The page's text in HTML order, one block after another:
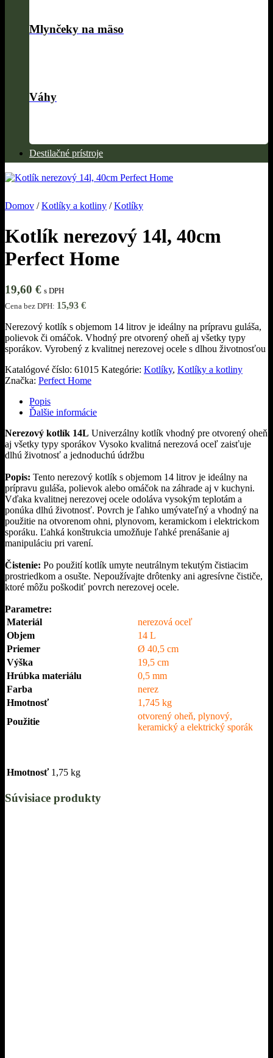
Mlynčeky na mäso
Váhy
Destilačné prístroje
Domov / Kotlíky a kotliny / Kotlíky
Kotlík nerezový 14l, 40cm
Perfect Home
19,60 € s DPH
Cena bez DPH: 15,93 €
Nerezový kotlík s objemom 14 litrov je ideálny na prípravu guláša,
polievok či omáčok. Vhodný pre otvorený oheň aj všetky typy
sporákov. Vyrobený z kvalitnej nerezovej ocele s dlhou životnosťou
Katalógové číslo: 61015 Kategórie: Kotlíky, Kotlíky a kotliny
Značka: Perfect Home
Popis
Ďalšie informácie
Nerezový kotlík 14L Univerzálny kotlík vhodný pre otvorený oheň
aj všetky typy sporákov Vysoko kvalitná nerezová oceľ zaisťuje
dlhú životnosť a jednoduchú údržbu
Popis: Tento nerezový kotlík s objemom 14 litrov je ideálny na
prípravu guláša, polievok alebo omáčok na záhrade aj v kuchyni.
Vďaka kvalitnej nerezovej ocele odoláva vysokým teplotám a
ponúka dlhú životnosť. Povrch je ľahko umývateľný a vhodný na
použitie na otvorenom ohni, plynovom, keramickom i elektrickom
sporáku. Ľahká konštrukcia umožňuje ľahké prenášanie aj
manipuláciu pri varení.
Čistenie: Po použití kotlík umyte neutrálnym tekutým čistiacim
prostriedkom a osušte. Nepoužívajte drôtenky ani agresívne čističe,
ktoré môžu poškodiť povrch nerezovej ocele.
Parametre:
Materiál
nerezová oceľ
Objem
14 L
Priemer
Ø 40,5 cm
Výška
19,5 cm
Hrúbka materiálu
0,5 mm
Farba
nerez
Hmotnosť
1,745 kg
Použitie
otvorený oheň, plynový,
keramický a elektrický sporák
Hmotnosť 1,75 kg
Súvisiace produkty